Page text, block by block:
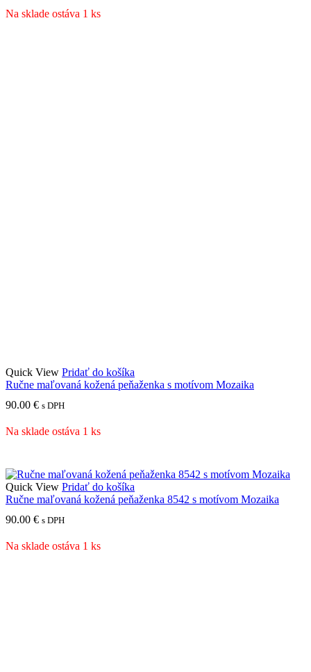
Na sklade ostáva 1 ks
Quick View Pridať do košíka
Ručne maľovaná kožená peňaženka s motívom Mozaika
90.00 € s DPH
Na sklade ostáva 1 ks
Quick View Pridať do košíka
Ručne maľovaná kožená peňaženka 8542 s motívom Mozaika
90.00 € s DPH
Na sklade ostáva 1 ks